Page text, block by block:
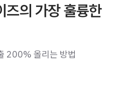
즈의 가장 훌륭한
200% 올리는 방법